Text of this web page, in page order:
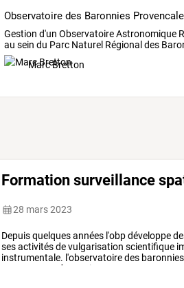
Observatoire des Baronnies
Gestion d'un ObservatoireAstronomique
au sein du ParcNaturel Régional des
Marc Bretton
Formation surveillance
28 mars 2023
Depuisquelquesannées l'obpdéveloppe
sesactivitésdevulgarisation scientifique
instrumentale. l'observatoiredes baronnies
formation